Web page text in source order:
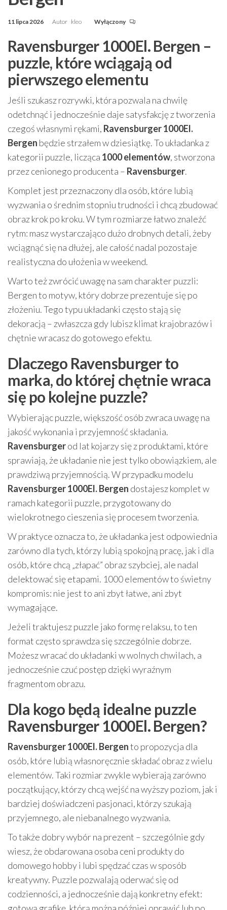
11 lipca 2026 Autor kleo Wyłączony
Ravensburger 1000El. Bergen –
puzzle, które wciągają od
pierwszego elementu
Jeśli szukasz rozrywki, która pozwala na chwilę
odetchnąć i jednocześnie daje satysfakcję z tworzenia
czegoś własnymi rękami, Ravensburger 1000El.
Bergen będzie strzałem w dziesiątkę. To układanka z
kategorii puzzle, licząca 1000 elementów, stworzona
przez cenionego producenta – Ravensburger.
Komplet jest przeznaczony dla osób, które lubią
wyzwania o średnim stopniu trudności i chcą zbudować
obraz krok po kroku. W tym rozmiarze łatwo znaleźć
rytm: masz wystarczająco dużo drobnych detali, żeby
wciągnąć się na dłużej, ale całość nadal pozostaje
realistyczna do ułożenia w weekend.
Warto też zwrócić uwagę na sam charakter puzzli:
Bergen to motyw, który dobrze prezentuje się po
złożeniu. Tego typu układanki często stają się
dekoracją – zwłaszcza gdy lubisz klimat krajobrazów i
chętnie wracasz do gotowego efektu.
Dlaczego Ravensburger to
marka, do której chętnie wraca
się po kolejne puzzle?
Wybierając puzzle, większość osób zwraca uwagę na
jakość wykonania i przyjemność składania.
Ravensburgerod lat kojarzy się z produktami, które
sprawiają, że układanie nie jest tylko obowiązkiem, ale
prawdziwą przyjemnością. W przypadku modelu
Ravensburger 1000El. Bergen dostajesz komplet w
ramach kategorii puzzle, przygotowany do
wielokrotnego cieszenia się procesem tworzenia.
W praktyce oznacza to, że układanka jest odpowiednia
zarówno dla tych, którzy lubią spokojną pracę, jak i dla
osób, które chcą „złapać” obraz szybciej, ale nadal
delektować się etapami. 1000 elementów to świetny
kompromis: nie jest to ani zbyt łatwe, ani zbyt
wymagające.
Jeżeli traktujesz puzzle jako formę relaksu, to ten
format często sprawdza się szczególnie dobrze.
Możesz wracać do układanki w wolnych chwilach, a
jednocześnie czuć postęp dzięki wyraźnym
fragmentom obrazu.
Dla kogo będą idealne puzzle
Ravensburger 1000El. Bergen?
Ravensburger 1000El. Bergento propozycja dla
osób, które lubią własnoręcznie składać obraz z wielu
elementów. Taki rozmiar zwykle wybierają zarówno
początkujący, którzy chcą wejść na wyższy poziom, jak i
bardziej doświadczeni pasjonaci, którzy szukają
przyjemnego, ale niebanalnego wyzwania.
To także dobry wybór na prezent – szczególnie gdy
wiesz, że obdarowana osoba ceni produkty do
domowego hobby i lubi spędzać czas w sposób
kreatywny. Puzzle pozwalają oderwać się od
codzienności, a jednocześnie dają konkretny efekt: